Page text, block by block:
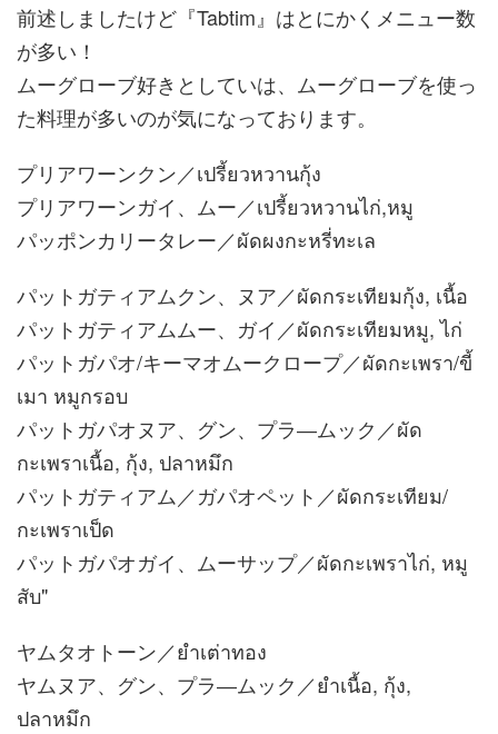
前述しましたけど『Tabtim』はとにかくメニュー数
が多い！
ムーグローブ好きとしていは、ムーグローブを使っ
た料理が多いのが気になっております。
プリアワーンクン／เปรี้ยวหวานกุ้ง
プリアワーンガイ、ムー／เปรี้ยวหวานไก่,หมู
パッポンカリータレー／ผัดผงกะหรี่ทะเล
パットガティアムクン、ヌア／ผัดกระเทียมกุ้ง, เนื้อ
パットガティアムムー、ガイ／ผัดกระเทียมหมู, ไก่
パットガパオ/キーマオムークロープ／ผัดกะเพรา/ขี้
เมา หมูกรอบ
パットガパオヌア、グン、プラ―ムック／ผัด
กะเพราเนื้อ, กุ้ง, ปลาหมึก
パットガティアム／ガパオペット／ผัดกระเทียม/
กะเพราเป็ด
パットガパオガイ、ムーサップ／ผัดกะเพราไก่, หมู
สับ"
ヤムタオトーン／ยำเต่าทอง
ヤムヌア、グン、プラ―ムック／ยำเนื้อ, กุ้ง,
ปลาหมึก